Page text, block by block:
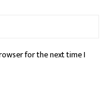
for the next time I